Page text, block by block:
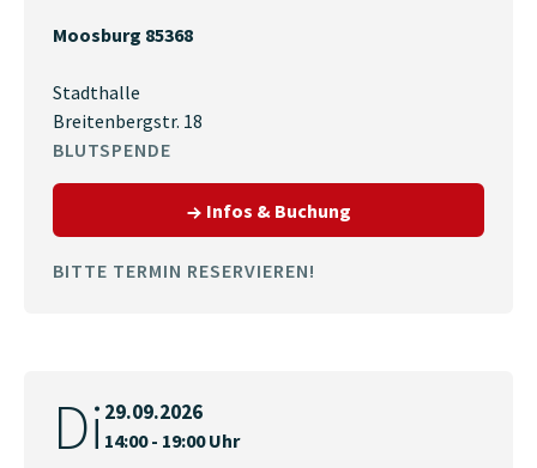
Moosburg 85368
Stadthalle
Breitenbergstr. 18
BLUTSPENDE
Infos & Buchung
BITTE TERMIN RESERVIEREN!
Di 29.09.2026
14:00 - 19:00 Uhr